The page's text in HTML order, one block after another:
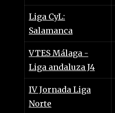
Liga CyL:
Salamanca
VTES Málaga -
Liga andaluza J4
IV Jornada Liga
Norte